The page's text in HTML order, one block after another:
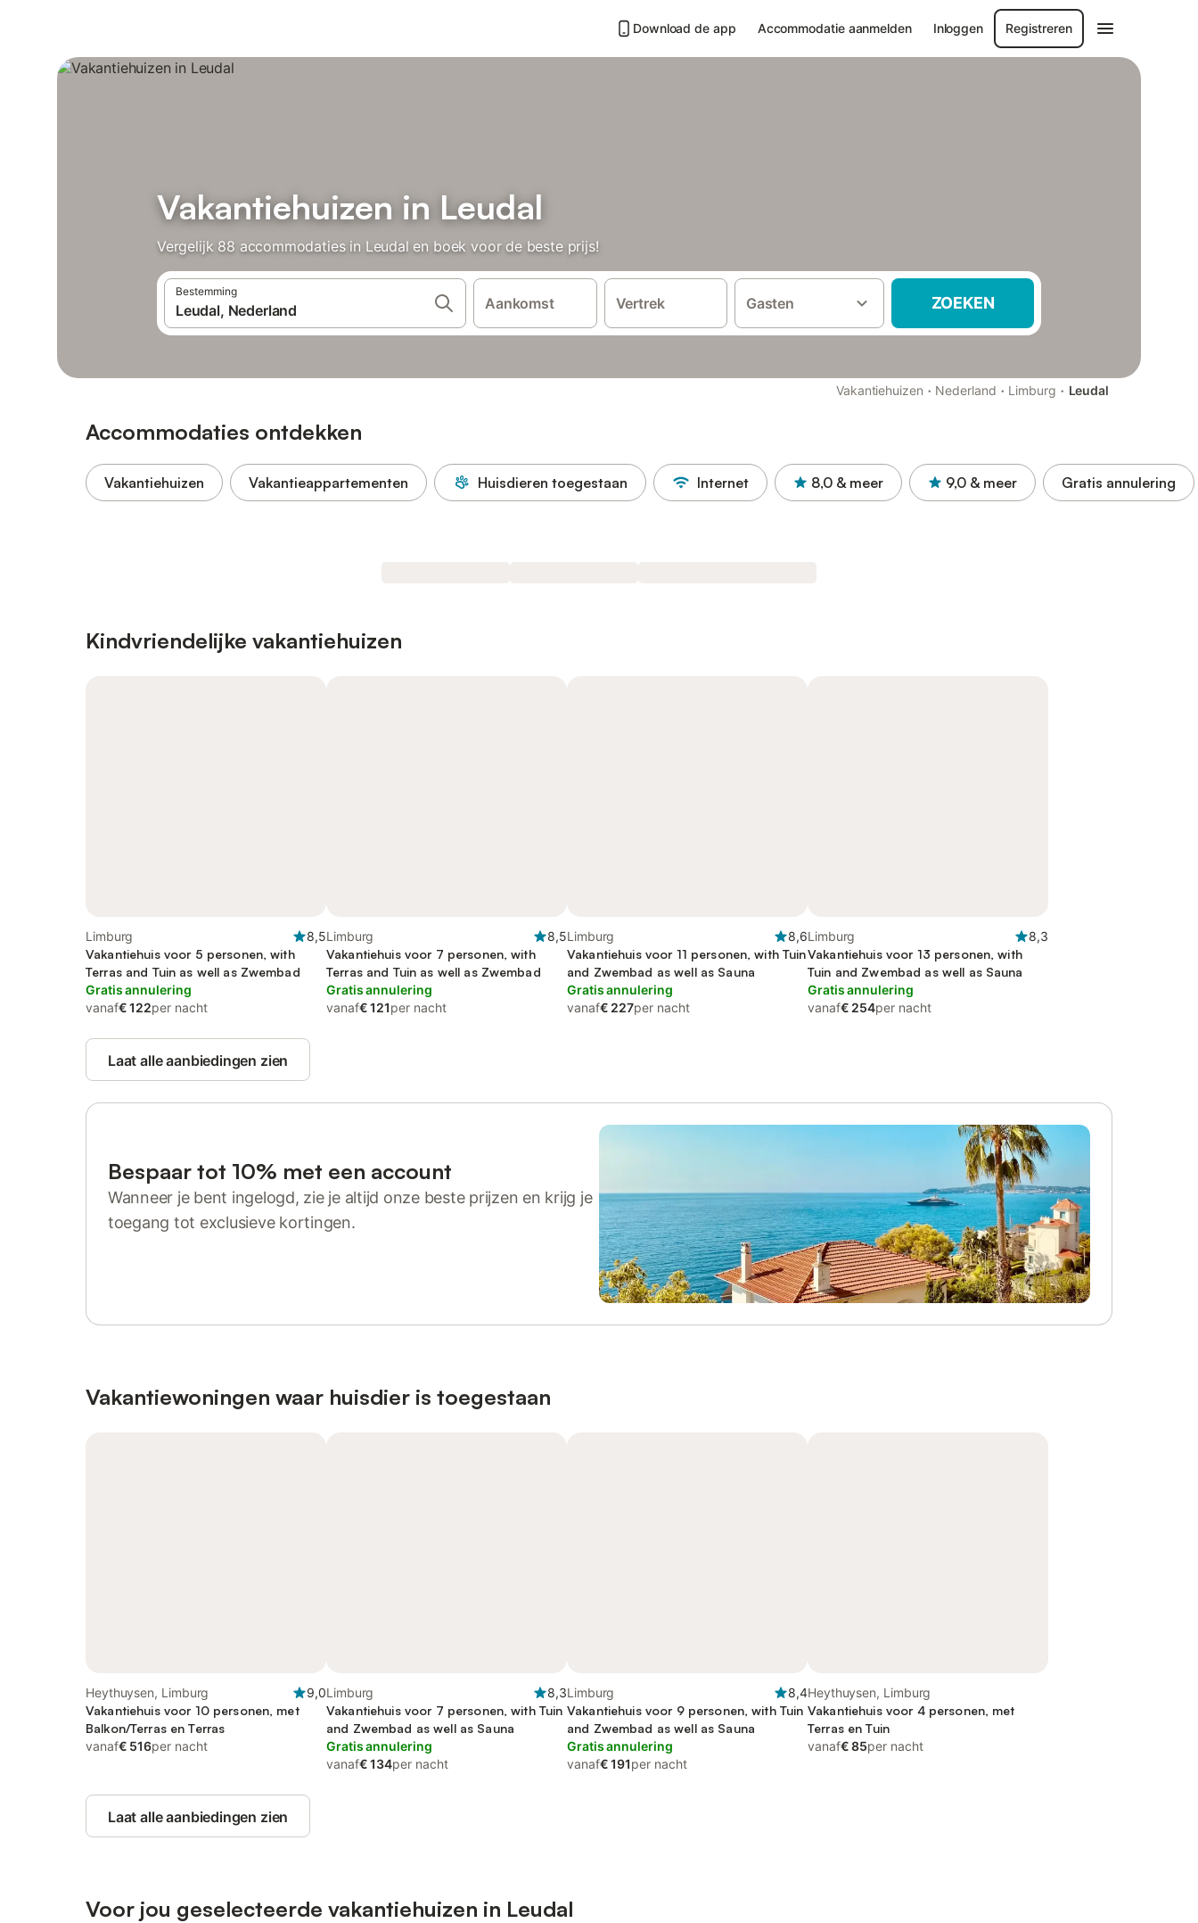
Download de app Accommodatie aanmelden Inloggen Registreren
Vakantiehuizen in Leudal
Vergelijk 88 accommodaties in Leudal en boek voor de beste prijs!
Bestemming
Aankomst Vertrek Gasten ZOEKEN
Vakantiehuizen · Nederland · Limburg · Leudal
Accommodaties ontdekken
Vakantiehuizen Vakantieappartementen Huisdieren toegestaan Internet 8,0 & meer 9,0 & meer Gratis annulering
Kindvriendelijke vakantiehuizen
Limburg
8,5
Vakantiehuis voor 5 personen, with
Terras and Tuin as well as Zwembad
Gratis annulering
vanaf€ 122per nacht
Limburg
8,5
Vakantiehuis voor 7 personen, with
Terras and Tuin as well as Zwembad
Gratis annulering
vanaf€ 121per nacht
Limburg
8,6
Vakantiehuis voor 11 personen, with Tuin
and Zwembad as well as Sauna
Gratis annulering
vanaf€ 227per nacht
Limburg
8,3
Vakantiehuis voor 13 personen, with
Tuin and Zwembad as well as Sauna
Gratis annulering
vanaf€ 254per nacht
Laat alle aanbiedingen zien
Bespaar tot 10% met een account
Wanneer je bent ingelogd, zie je altijd onze beste prijzen en krijg je
toegang tot exclusieve kortingen.
Vakantiewoningen waar huisdier is toegestaan
Heythuysen, Limburg
9,0
Vakantiehuis voor 10 personen, met
Balkon/Terras en Terras
vanaf€ 516per nacht
Limburg
8,3
Vakantiehuis voor 7 personen, with Tuin
and Zwembad as well as Sauna
Gratis annulering
vanaf€ 134per nacht
Limburg
8,4
Vakantiehuis voor 9 personen, with Tuin
and Zwembad as well as Sauna
Gratis annulering
vanaf€ 191per nacht
Heythuysen, Limburg
Vakantiehuis voor 4 personen, met
Terras en Tuin
vanaf€ 85per nacht
Laat alle aanbiedingen zien
Voor jou geselecteerde vakantiehuizen in Leudal